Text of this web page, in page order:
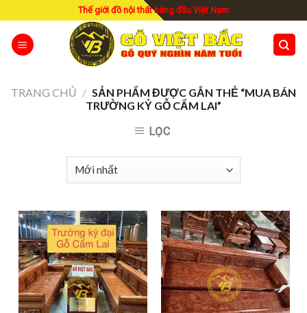
to
content
Thế giới đồ nội thất hàng đầu Việt Nam
TRANG CHỦ / SẢN PHẨM ĐƯỢC GẮN THẺ “MUA BÁN
TRƯỜNG KỶ GỖ CẨM LAI”
LỌC